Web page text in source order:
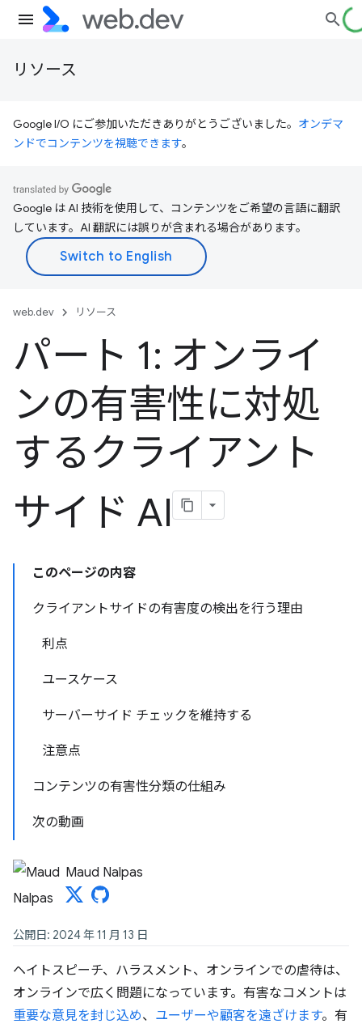
リソース
Google I/O にご参加いただきありがとうございました。 オンデマ
ンドでコンテンツを視聴できます。
Google は AI 技術を使用して、コンテンツをご希望の言語に翻訳
しています。AI 翻訳には誤りが含まれる場合があります。
web.dev リソース
パート 1: オンライ
ンの有害性に対処
するクライアント
サイド AI
このページの内容
クライアントサイドの有害度の検出を行う理由
利点
ユースケース
サーバーサイド チェックを維持する
注意点
コンテンツの有害性分類の仕組み
次の動画
Maud Nalpas
公開日: 2024 年 11 月 13 日
ヘイトスピーチ、ハラスメント、オンラインでの虐待は、
オンラインで広く問題になっています。有害なコメントは
重要な意見を封じ込め、 ユーザーや顧客を遠ざけます。有